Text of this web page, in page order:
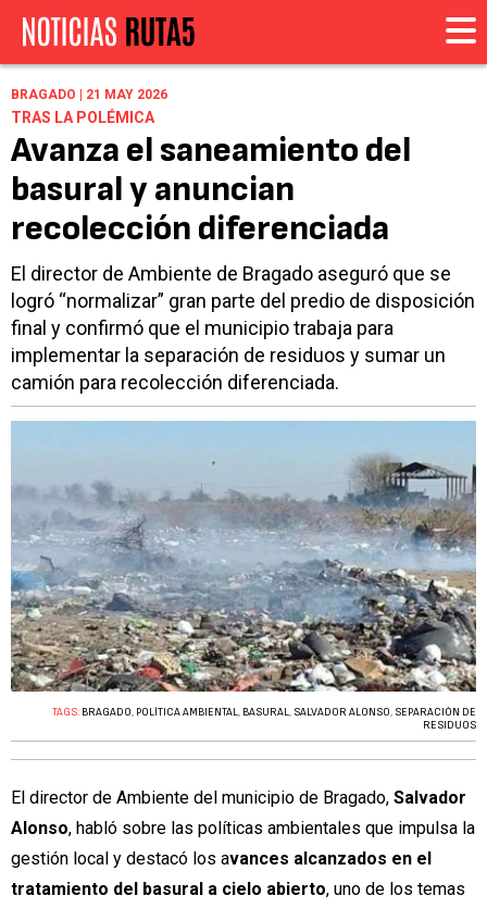
BRAGADO | 21 MAY 2026
TRAS LA POLÉMICA
Avanza el saneamiento del
basural y anuncian
recolección diferenciada
El director de Ambiente de Bragado aseguró que se
logró “normalizar” gran parte del predio de disposición
final y confirmó que el municipio trabaja para
implementar la separación de residuos y sumar un
camión para recolección diferenciada.
TAGS: BRAGADO, POLÍTICA AMBIENTAL, BASURAL, SALVADOR ALONSO, SEPARACIÓN DE
RESIDUOS
El director de Ambiente del municipio de Bragado, Salvador
Alonso, habló sobre las políticas ambientales que impulsa la
gestión local y destacó los avances alcanzados en el
tratamiento del basural a cielo abierto, uno de los temas